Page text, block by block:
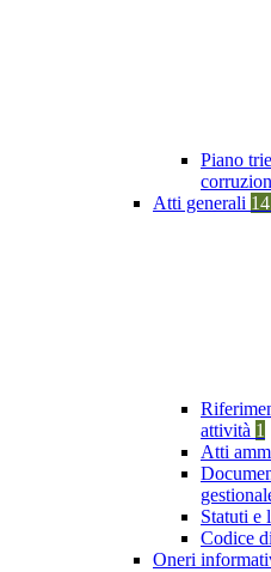
Piano
Atti generali
attività 1
Atti
Statuti e
Codice
Oneri